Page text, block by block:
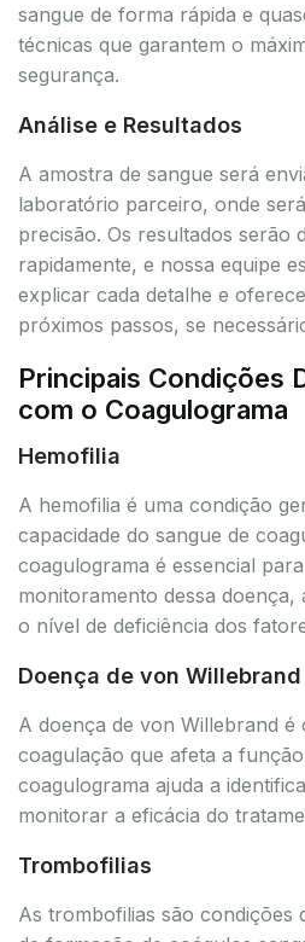
sangue de forma rápida e
técnicas que garantem o
segurança.
Análise e Resultados
A amostra de sangue será
laboratório parceiro, onde
precisão. Os resultados serão
rapidamente, e nossa equipe
explicar cada detalhe e
próximos passos, se
Principais Condições
com o Coagulograma
Hemofilia
A hemofilia é uma condição
capacidade do sangue de
coagulograma é essencial
monitoramento dessa doença,
o nível de deficiência dos
Doença de von Willebrand
A doença de von Willebrand é
coagulação que afeta a
coagulograma ajuda a
monitorar a eficácia do
Trombofilias
As trombofilias são condições